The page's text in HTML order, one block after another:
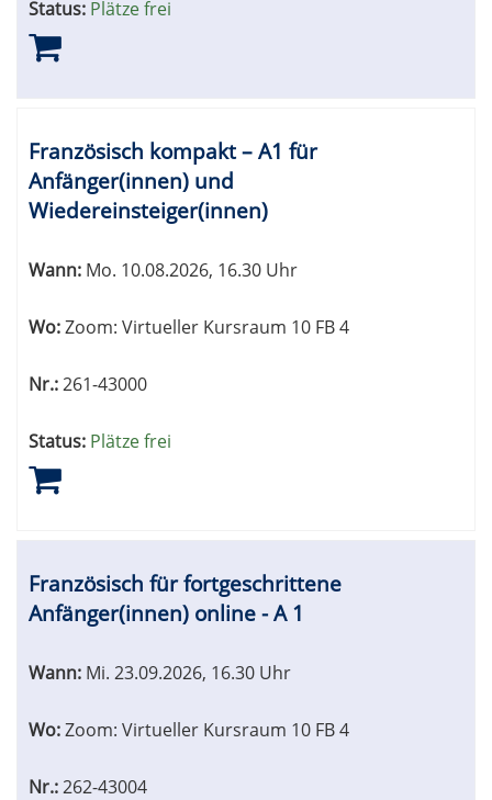
Status: Plätze frei
Französisch kompakt – A1 für
Anfänger(innen) und
Wiedereinsteiger(innen)
Wann: Mo. 10.08.2026, 16.30 Uhr
Wo:Zoom: Virtueller Kursraum 10 FB 4
Nr.:261-43000
Status: Plätze frei
Französisch für fortgeschrittene
Anfänger(innen) online - A 1
Wann: Mi. 23.09.2026, 16.30 Uhr
Wo:Zoom: Virtueller Kursraum 10 FB 4
Nr.:262-43004